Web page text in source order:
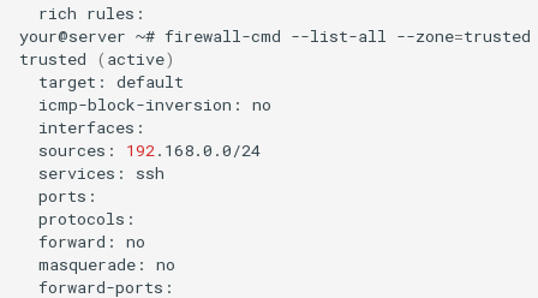
rich rules:
your@server ~# firewall-cmd --list-all --zone=trusted
trusted
( active)
target:
icmp-block-inversion:
sources:
192
services:
forward:
masquerade: